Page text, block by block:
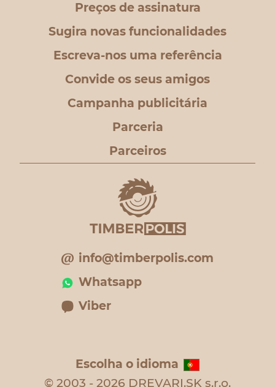
Preços de assinatura
Sugira novas funcionalidades
Escreva-nos uma referência
Convide os seus amigos
Campanha publicitária
Parceria
Parceiros
info@timberpolis.com
Whatsapp
Viber
Escolha o idioma
© 2003 - 2026 DREVARI.SK s.r.o.